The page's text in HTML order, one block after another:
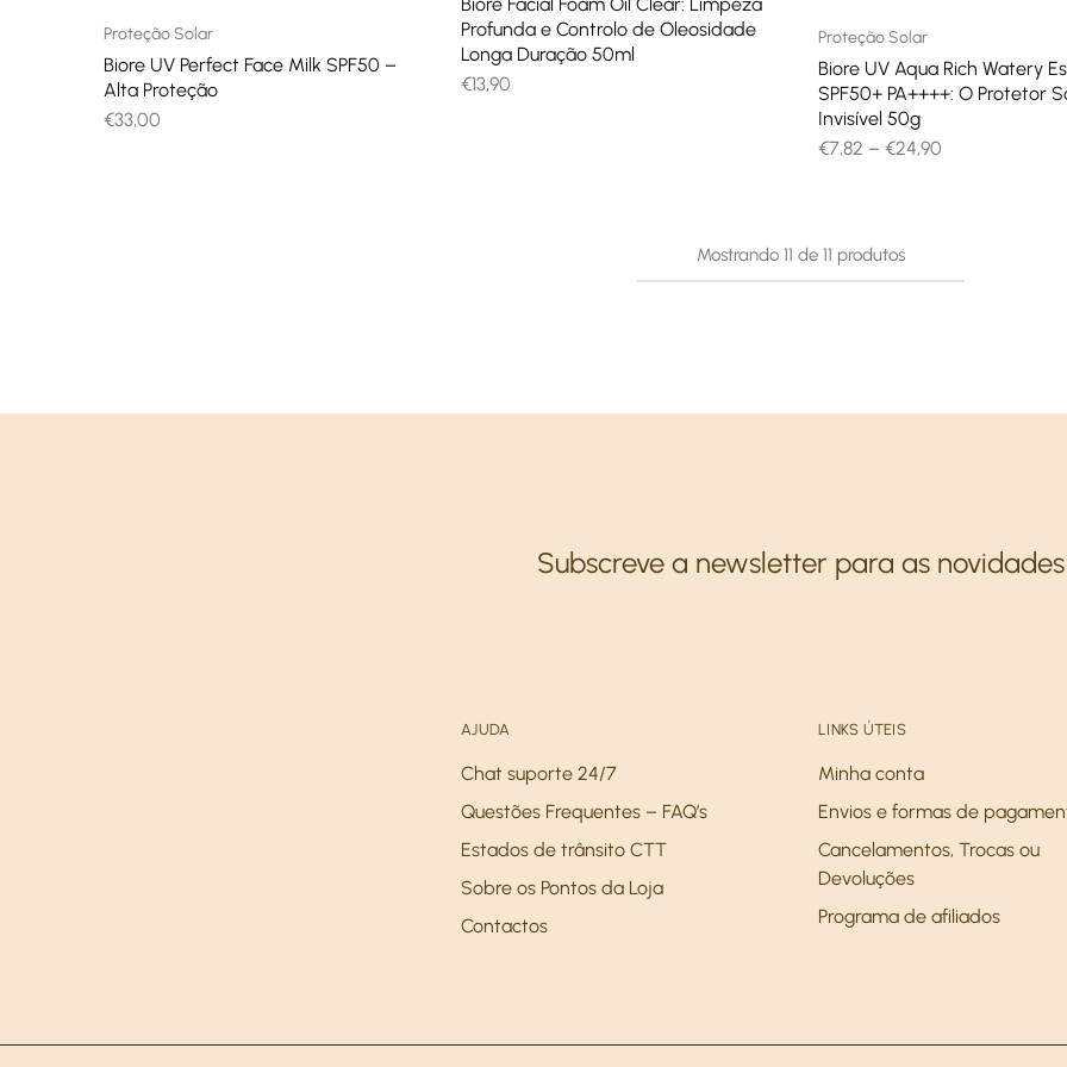
Proteção Solar
Biore UV Perfect Face Milk SPF50 –
Alta Proteção
€33,00
Profunda e Controlo de Oleosidade
Longa Duração 50ml
€13,90
Proteção Solar
Biore UV Aqua Rich Watery
SPF50+ PA++++: O Protetor
Invisível 50g
€7,82 – €24,90
Mostrando11 de 11 produtos
Subscreve a newsletter para as novidades
AJUDA
Chat suporte 24/7
Questões Frequentes – FAQ’s
Estados de trânsito CTT
Sobre os Pontos da Loja
Contactos
LINKS ÚTEIS
Minha conta
Envios e formas de
Cancelamentos, Trocas ou
Devoluções
Programa de afiliados